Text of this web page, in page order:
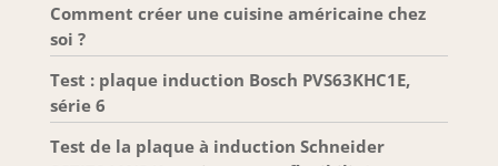
poignée
assure une
stabilité et un
et évite la fatigue
Comment créer une cuisine américaine chez
soi ?
Test : plaque induction Bosch PVS63KHC1E,
série 6
Test de la plaque à induction Schneider